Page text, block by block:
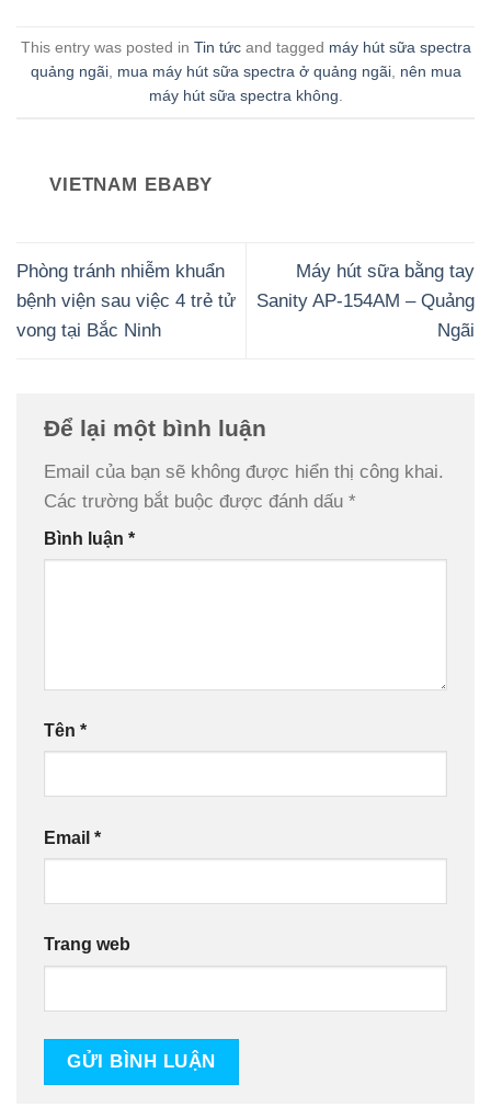
This entry was posted in Tin tứcand tagged máy hút sữa spectra
quảng ngãi, mua máy hút sữa spectra ở quảng ngãi, nên mua
máy hút sữa spectra không.
VIETNAM EBABY
Phòng tránh nhiễm khuẩn
bệnh viện sau việc 4 trẻ tử
vong tại Bắc Ninh
Máy hút sữa bằng tay
Sanity AP-154AM – Quảng
Ngãi
Để lại một bình luận
Email của bạn sẽ không được hiển thị công khai.
Các trường bắt buộc được đánh dấu *
Bình luận *
Tên *
Email *
Trang web